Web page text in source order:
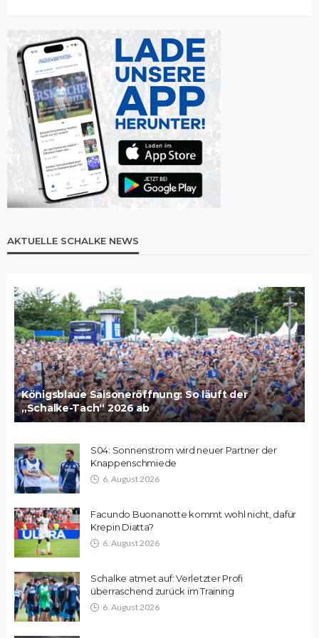
AKTUELLE SCHALKE NEWS
Königsblaue Saisoneröffnung: So läuft der
„Schalke-Tach“ 2026 ab
S04: Sonnenstrom wird neuer Partner der
Knappenschmiede
6. August 2026
Facundo Buonanotte kommt wohl nicht, dafür
Krepin Diatta?
6. August 2026
Schalke atmet auf: Verletzter Profi
überraschend zurück im Training
6. August 2026